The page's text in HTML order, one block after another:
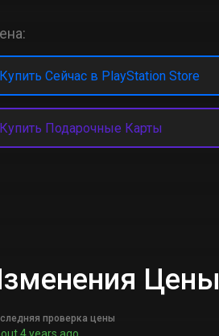
Купить Сейчас в PlayStation Store
Купить Подарочные Карты
Цены
проверка цены